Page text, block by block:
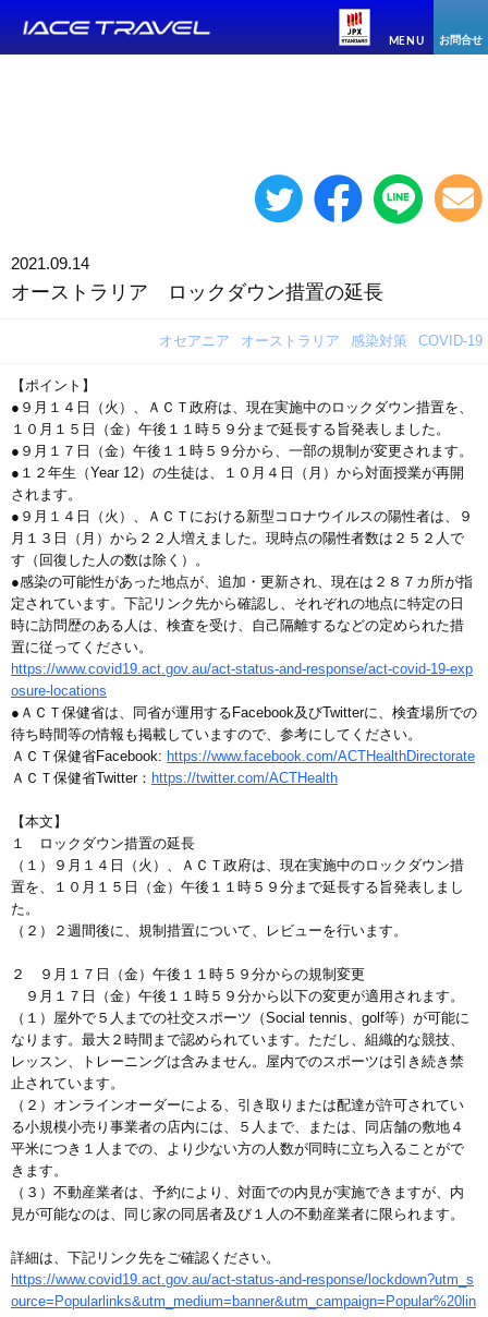
MENU お問合せ
2021.09.14
オーストラリア ロックダウン措置の延長
オセアニア オーストラリア 感染対策 COVID-19
【ポイント】
●９月１４日（火）、ＡＣＴ政府は、現在実施中のロックダウン措置を、
１０月１５日（金）午後１１時５９分まで延長する旨発表しました。
●９月１７日（金）午後１１時５９分から、一部の規制が変更されます。
●１２年生（Year 12）の生徒は、１０月４日（月）から対面授業が再開
されます。
●９月１４日（火）、ＡＣＴにおける新型コロナウイルスの陽性者は、９
月１３日（月）から２２人増えました。現時点の陽性者数は２５２人で
す（回復した人の数は除く）。
●感染の可能性があった地点が、追加・更新され、現在は２８７カ所が指
定されています。下記リンク先から確認し、それぞれの地点に特定の日
時に訪問歴のある人は、検査を受け、自己隔離するなどの定められた措
置に従ってください。
https://www.covid19.act.gov.au/act-status-and-response/act-covid-19-exp
osure-locations
●ＡＣＴ保健省は、同省が運用するFacebook及びTwitterに、検査場所での
待ち時間等の情報も掲載していますので、参考にしてください。
ＡＣＴ保健省Facebook: https://www.facebook.com/ACTHealthDirectorate
ＡＣＴ保健省Twitter： https://twitter.com/ACTHealth
【本文】
１ ロックダウン措置の延長
（１）９月１４日（火）、ＡＣＴ政府は、現在実施中のロックダウン措
置を、１０月１５日（金）午後１１時５９分まで延長する旨発表しまし
た。
（２）２週間後に、規制措置について、レビューを行います。
２ ９月１７日（金）午後１１時５９分からの規制変更
９月１７日（金）午後１１時５９分から以下の変更が適用されます。
（１）屋外で５人までの社交スポーツ（Social tennis、golf等）が可能に
なります。最大２時間まで認められています。ただし、組織的な競技、
レッスン、トレーニングは含みません。屋内でのスポーツは引き続き禁
止されています。
（２）オンラインオーダーによる、引き取りまたは配達が許可されてい
る小規模小売り事業者の店内には、５人まで、または、同店舗の敷地４
平米につき１人までの、より少ない方の人数が同時に立ち入ることがで
きます。
（３）不動産業者は、予約により、対面での内見が実施できますが、内
見が可能なのは、同じ家の同居者及び１人の不動産業者に限られます。
詳細は、下記リンク先をご確認ください。
https://www.covid19.act.gov.au/act-status-and-response/lockdown?utm_s
ource=Popularlinks&utm_medium=banner&utm_campaign=Popular%20lin